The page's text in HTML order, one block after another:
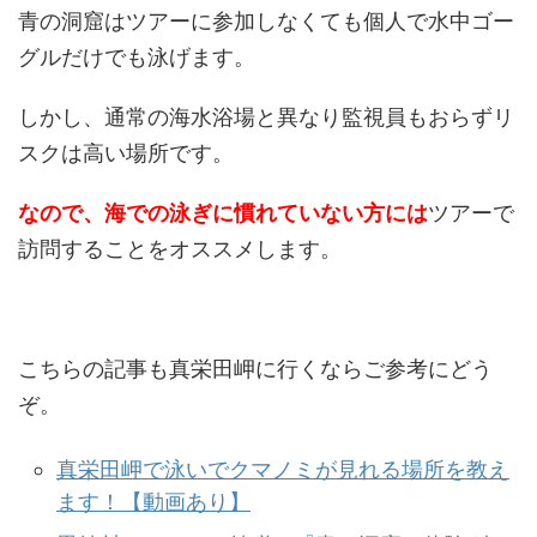
青の洞窟はツアーに参加しなくても個人で水中ゴー
グルだけでも泳げます。
しかし、通常の海水浴場と異なり監視員もおらずリ
スクは高い場所です。
なので、海での泳ぎに慣れていない方にはツアーで
訪問することをオススメします。
こちらの記事も真栄田岬に行くならご参考にどう
ぞ。
真栄田岬で泳いでクマノミが見れる場所を教え
ます！【動画あり】